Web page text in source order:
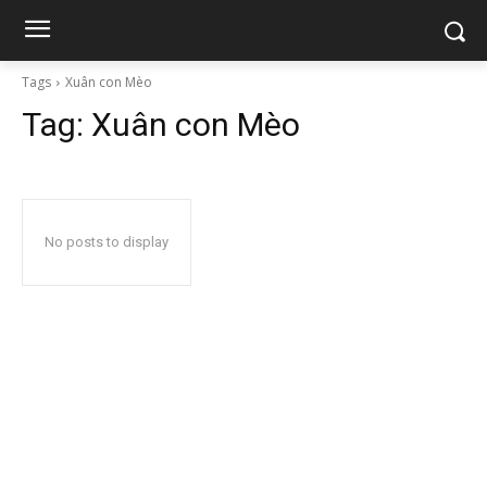
Tags Xuân con Mèo
Tag: Xuân con Mèo
No posts to display